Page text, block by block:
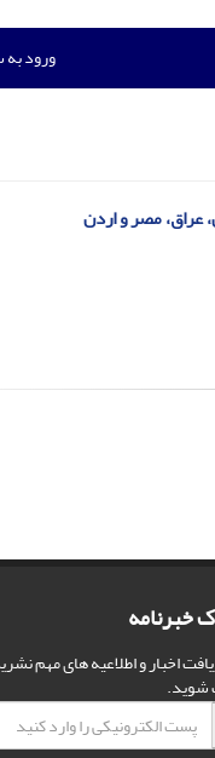
ورود به
عراق، مصر و اردن
خبرنامه
اخبار و اطلاعیه های مهم